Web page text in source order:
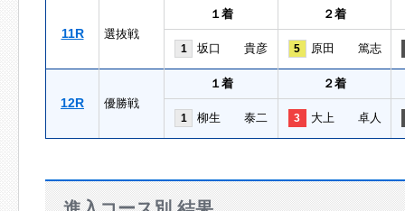
11R 選抜戦
１着 ２着
1 坂口 貴彦 5 原田 篤志
12R 優勝戦
１着 ２着
1 柳生 泰二 3 大上 卓人